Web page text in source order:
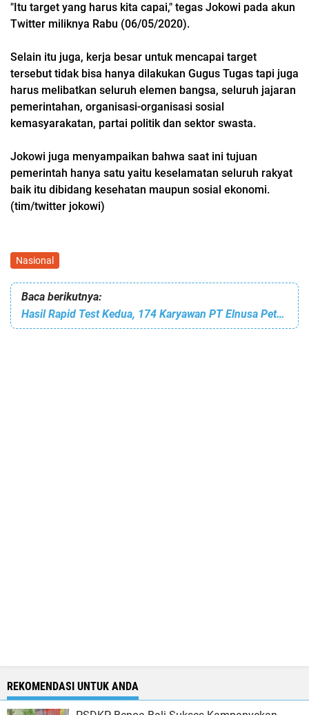
"Itu target yang harus kita capai," tegas Jokowi pada akun
Twitter miliknya Rabu (06/05/2020).
Selain itu juga, kerja besar untuk mencapai target
tersebut tidak bisa hanya dilakukan Gugus Tugas tapi juga
harus melibatkan seluruh elemen bangsa, seluruh jajaran
pemerintahan, organisasi-organisasi sosial
kemasyarakatan, partai politik dan sektor swasta.
Jokowi juga menyampaikan bahwa saat ini tujuan
pemerintah hanya satu yaitu keselamatan seluruh rakyat
baik itu dibidang kesehatan maupun sosial ekonomi.
(tim/twitter jokowi)
Nasional
Baca berikutnya:
Hasil Rapid Test Kedua, 174 Karyawan PT Elnusa Petrofin Bitung Semuanya Negatif
REKOMENDASI UNTUK ANDA